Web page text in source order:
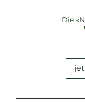
Die